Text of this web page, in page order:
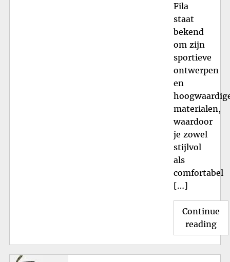
Fila
staat
bekend
om zijn
sportieve
ontwerpen
en
materialen,
waardoor
je zowel
stijlvol
als
comfortabel
[…]
Continue
reading